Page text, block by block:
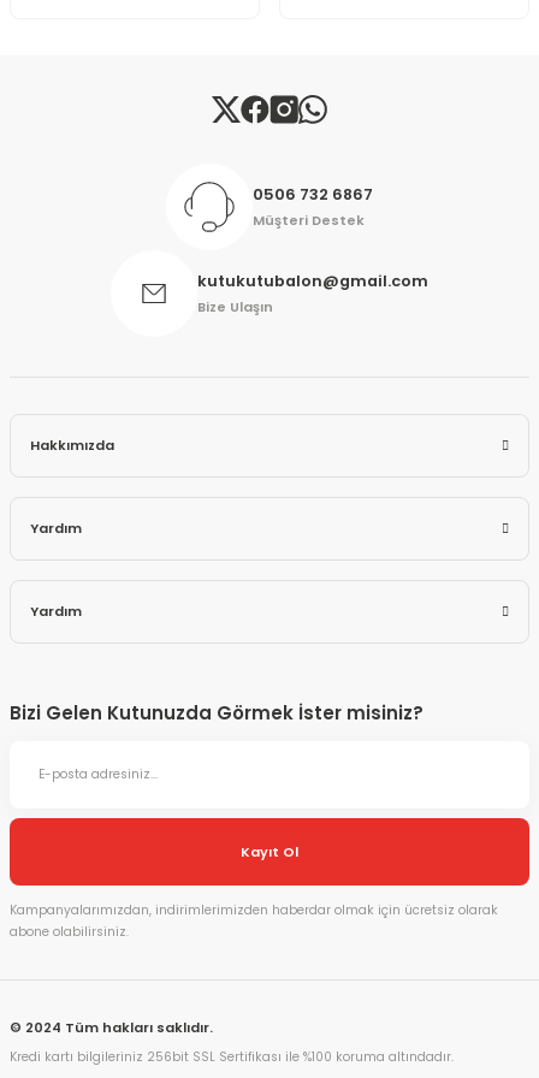
Gönder
0506 732 6867
Müşteri Destek
kutukutubalon@gmail.com
Bize Ulaşın
Hakkımızda
Yardım
Yardım
Bizi Gelen Kutunuzda Görmek İster misiniz?
Kayıt Ol
Kampanyalarımızdan, indirimlerimizden haberdar olmak için ücretsiz olarak
abone olabilirsiniz.
© 2024 Tüm hakları saklıdır.
Kredi kartı bilgileriniz 256bit SSL Sertifikası ile %100 koruma altındadır.